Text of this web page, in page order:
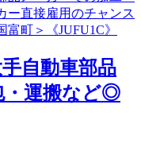
自動車部品
・運搬など◎